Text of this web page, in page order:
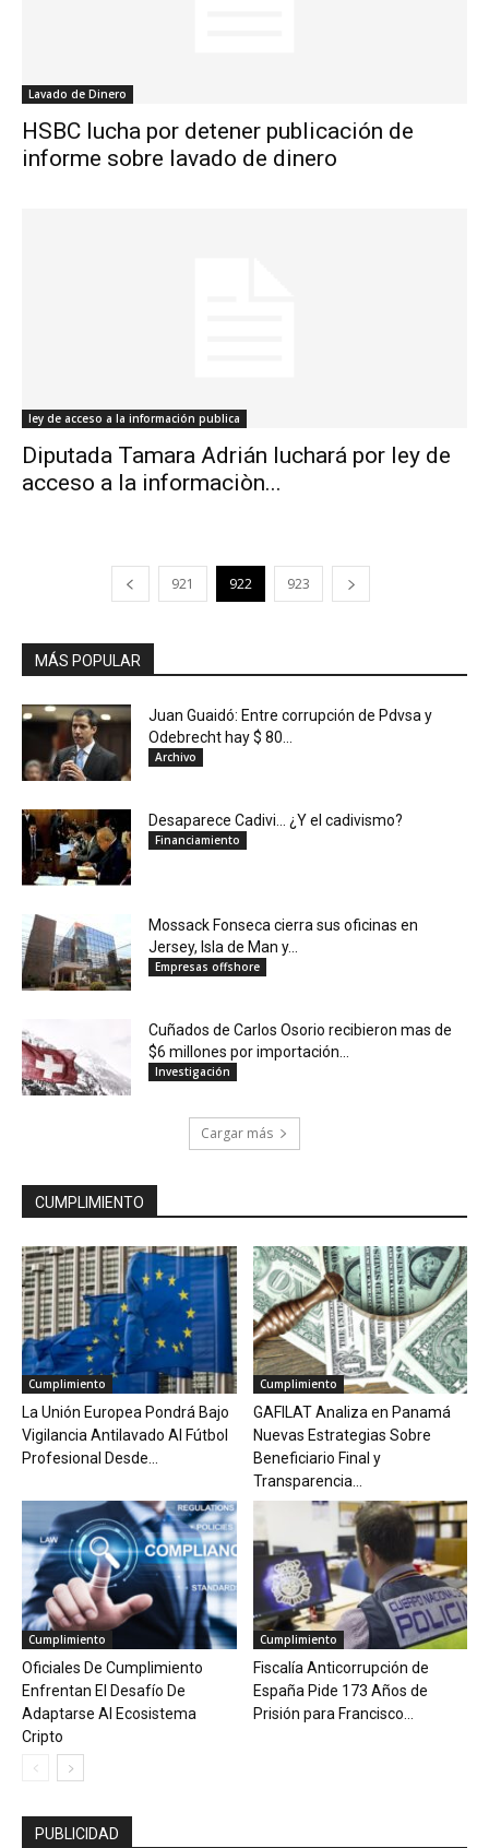
Lavado de Dinero
HSBC lucha por detener publicación de
informe sobre lavado de dinero
ley de acceso a la información publica
Diputada Tamara Adrián luchará por ley de
acceso a la informaciòn...
921 922 923
MÁS POPULAR
Juan Guaidó: Entre corrupción de Pdvsa y
Odebrecht hay $ 80...
Archivo
Desaparece Cadivi… ¿Y el cadivismo?
Financiamiento
Mossack Fonseca cierra sus oficinas en
Jersey, Isla de Man y...
Empresas offshore
Cuñados de Carlos Osorio recibieron mas de
$6 millones por importación...
Investigación
Cargar más
CUMPLIMIENTO
Cumplimiento
La Unión Europea Pondrá Bajo
Vigilancia Antilavado Al Fútbol
Profesional Desde...
Cumplimiento
GAFILAT Analiza en Panamá
Nuevas Estrategias Sobre
Beneficiario Final y
Transparencia...
Cumplimiento
Oficiales De Cumplimiento
Enfrentan El Desafío De
Adaptarse Al Ecosistema
Cripto
Cumplimiento
Fiscalía Anticorrupción de
España Pide 173 Años de
Prisión para Francisco...
PUBLICIDAD